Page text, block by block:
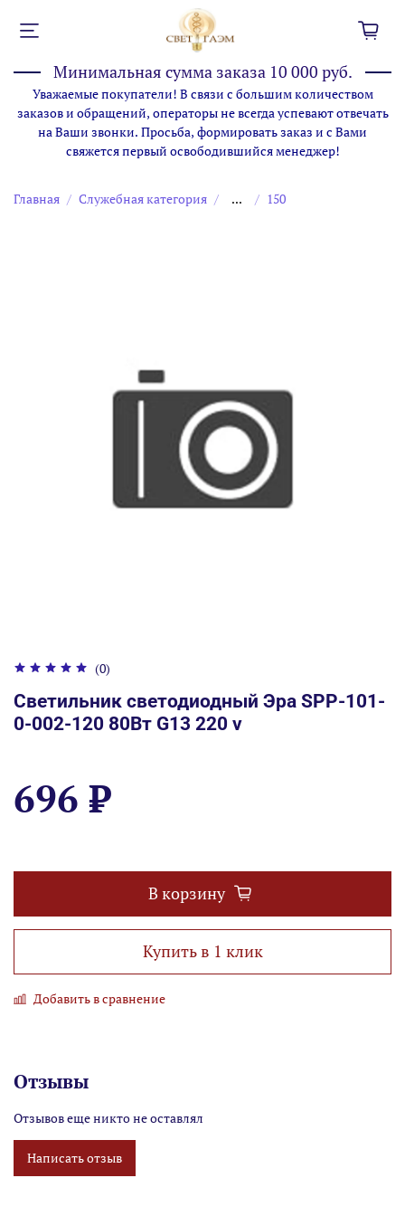
Минимальная сумма заказа 10 000 руб.
Уважаемые покупатели! В связи с большим количеством
заказов и обращений, операторы не всегда успевают отвечать
на Ваши звонки. Просьба, формировать заказ и с Вами
свяжется первый освободившийся менеджер!
Главная Служебная категория ... 150
(0)
Светильник светодиодный Эра SPP-101-
0-002-120 80Вт G13 220 v
696 ₽
В корзину
Купить в 1 клик
Добавить в сравнение
Отзывы
Отзывов еще никто не оставлял
Написать отзыв